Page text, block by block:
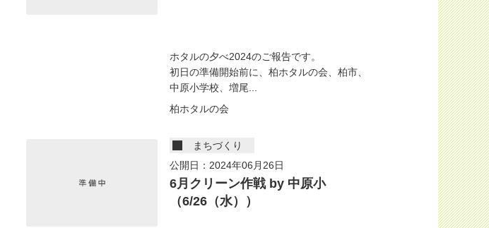
ホタルの夕べ2024のご報告です。
初日の準備開始前に、柏ホタルの会、柏市、
中原小学校、増尾...
柏ホタルの会
まちづくり
公開日：2024年06月26日
6月クリーン作戦 by 中原小
（6/26（水））